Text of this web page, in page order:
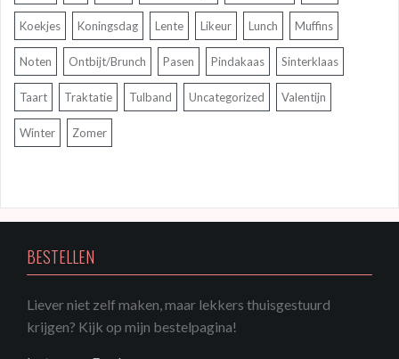
Koekjes Koningsdag Lente Likeur Lunch Muffins
Noten Ontbijt/Brunch Pasen Pindakaas Sinterklaas
Taart Traktatie Tulband Uncategorized Valentijn
Winter Zomer
BESTELLEN
Liever niet zelf maken, maar lekkers thuisgestuurd
krijgen? Kijk op mijn bestelpagina!